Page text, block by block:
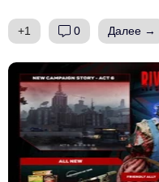
+1 0 Далее →